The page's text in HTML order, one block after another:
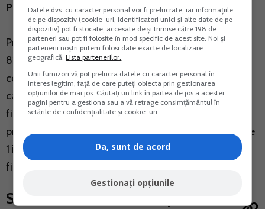
Perioada de arhivare: 5 ani.
Prevedere legala: Art. 25 din Legea contabilitatii nr.
82/1991 (republicata, actualizata): "Registrele de
contabilitate obligatorii si documentele justificative
care stau la baza inregistrarilor in contabilitatea
financiara se pastreaza in arhiva persoanelor
prevazute la art. 1 timp de 5 ani calculati de la data de
1 iulie a anului urmator celui incheierii exercitiului
financiar in care au fost intocmite."
Situatiile financiare si raportarile
Datele dvs. cu caracter personal vor fi prelucrate, iar informațiile
de pe dispozitiv (cookie-uri, identificatori unici și alte date de pe
dispozitiv) pot fi stocate, accesate de și trimise către 198 de
parteneri sau pot fi folosite în mod specific de acest site. Noi și
partenerii noștri putem folosi date exacte de localizare
geografică.Lista partenerilor.
Unii furnizori vă pot prelucra datele cu caracter personal în
interes legitim, față de care puteți obiecta prin gestionarea
opțiunilor de mai jos. Căutați un link în partea de jos a acestei
pagini pentru a gestiona sau a vă retrage consimțământul în
setările de confidențialitate și cookie-uri.
Da, sunt de acord
Gestionați opțiunile